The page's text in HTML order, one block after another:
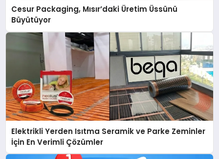
Cesur Packaging, Mısır’daki Üretim Üssünü
Büyütüyor
Elektrikli Yerden Isıtma Seramik ve Parke Zeminler
İçin En Verimli Çözümler